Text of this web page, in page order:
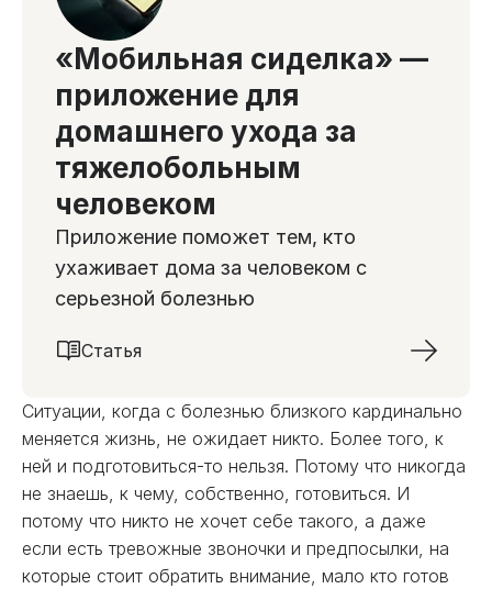
«Мобильная сиделка» —
приложение для
домашнего ухода за
тяжелобольным
человеком
Приложение поможет тем, кто
ухаживает дома за человеком с
серьезной болезнью
Статья
Ситуации, когда с болезнью близкого кардинально
меняется жизнь, не ожидает никто. Более того, к
ней и подготовиться-то нельзя. Потому что никогда
не знаешь, к чему, собственно, готовиться. И
потому что никто не хочет себе такого, а даже
если есть тревожные звоночки и предпосылки, на
которые стоит обратить внимание, мало кто готов